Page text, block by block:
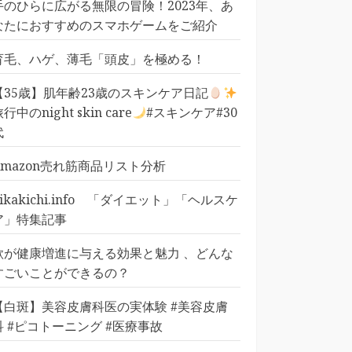
のひらに広がる無限の冒険！2023年、あ
たにおすすめのスマホゲームをご紹介
毛、ハゲ、薄毛「頭皮」を極める！
35歳】肌年齢23歳のスキンケア日記
行中のnight skin care
#スキンケア#30
売れ筋商品リスト分析
「ダイエット」「ヘルスケ
」特集記事
が健康増進に与える効果と魅力 、どんな
ごいことができるの？
白斑】美容皮膚科医の実体験 #美容皮膚
#ピコトーニング #医療事故